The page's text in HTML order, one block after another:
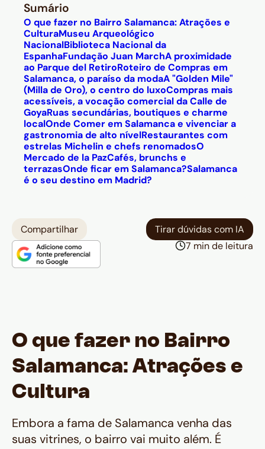
Sumário
O que fazer no Bairro Salamanca: Atrações e
CulturaMuseu Arqueológico
NacionalBiblioteca Nacional da
EspanhaFundação Juan MarchA proximidade
ao Parque del RetiroRoteiro de Compras em
Salamanca, o paraíso da modaA "Golden Mile"
(Milla de Oro), o centro do luxoCompras mais
acessíveis, a vocação comercial da Calle de
GoyaRuas secundárias, boutiques e charme
localOnde Comer em Salamanca e vivenciar a
gastronomia de alto nívelRestaurantes com
estrelas Michelin e chefs renomadosO
Mercado de la PazCafés, brunchs e
terrazasOnde ficar em Salamanca?Salamanca
é o seu destino em Madrid?
Compartilhar
Tirar dúvidas com IA
7 min de leitura
O que fazer no Bairro
Salamanca: Atrações e
Cultura
Embora a fama de Salamanca venha das
suas vitrines, o bairro vai muito além. É